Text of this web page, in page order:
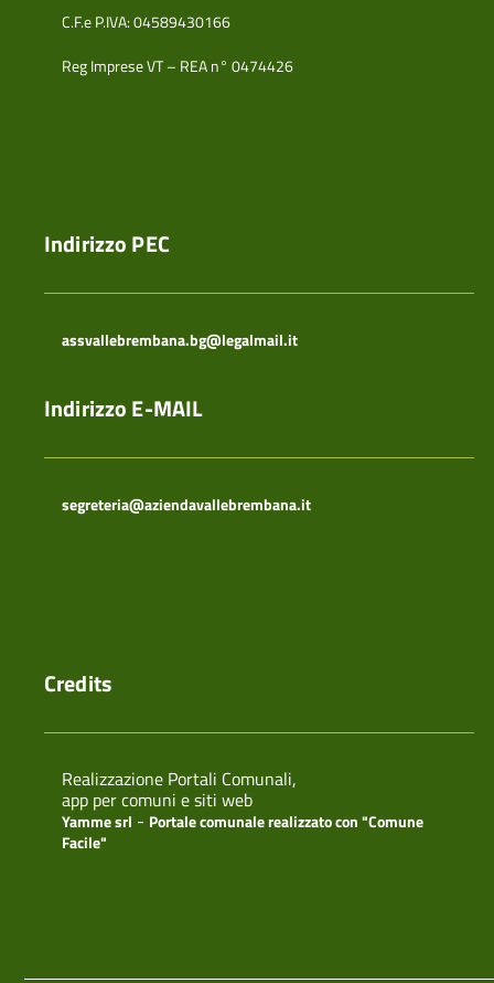
C.F.e P.IVA: 04589430166
Reg Imprese VT – REA n° 0474426
Indirizzo PEC
assvallebrembana.bg@legalmail.it
Indirizzo E-MAIL
segreteria@aziendavallebrembana.it
Credits
Realizzazione Portali Comunali,
app per comuni e siti web
Yamme srl - Portale comunale realizzato con "Comune
Facile"